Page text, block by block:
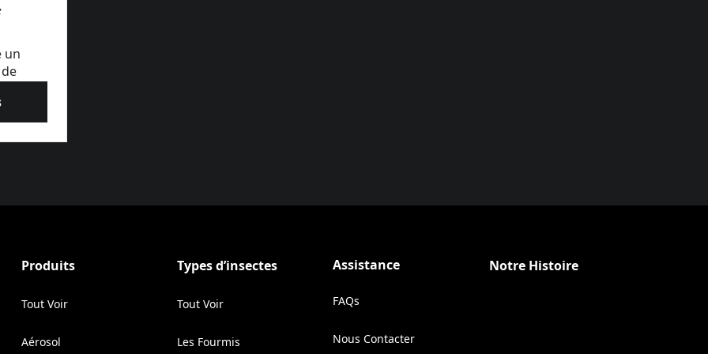
un
il
et les
Aérosol Répulsif Volants 300 ML
Produits
Tout Voir
Aérosol
Types d’insectes
Tout Voir
Les Fourmis
Assistance
FAQs
Nous Contacter
(Opens in a new tab)
Notre Histoire